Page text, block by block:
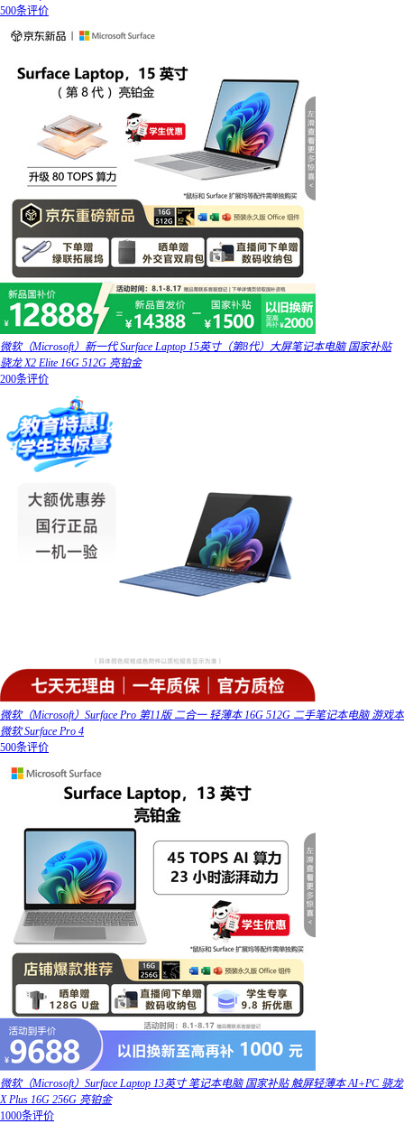
500条评价
微软（Microsoft）新一代 Surface Laptop 15英寸（第8代）大屏笔记本电脑 国家补贴
骁龙 X2 Elite 16G 512G 亮铂金
200条评价
微软（Microsoft）Surface Pro 第11版 二合一 轻薄本 16G 512G 二手笔记本电脑 游戏本
微软 Surface Pro 4
500条评价
微软（Microsoft）Surface Laptop 13英寸 笔记本电脑 国家补贴 触屏轻薄本 AI+PC 骁龙
X Plus 16G 256G 亮铂金
1000条评价